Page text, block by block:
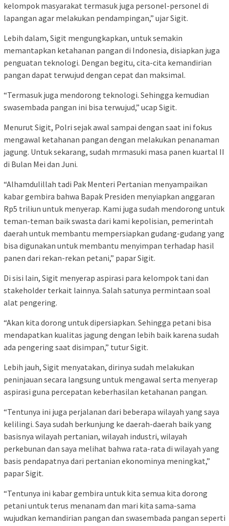
kelompok masyarakat termasuk juga personel-personel di
lapangan agar melakukan pendampingan,” ujar Sigit.
Lebih dalam, Sigit mengungkapkan, untuk semakin
memantapkan ketahanan pangan di Indonesia, disiapkan juga
penguatan teknologi. Dengan begitu, cita-cita kemandirian
pangan dapat terwujud dengan cepat dan maksimal.
“Termasuk juga mendorong teknologi. Sehingga kemudian
swasembada pangan ini bisa terwujud,” ucap Sigit.
Menurut Sigit, Polri sejak awal sampai dengan saat ini fokus
mengawal ketahanan pangan dengan melakukan penanaman
jagung. Untuk sekarang, sudah mrmasuki masa panen kuartal II
di Bulan Mei dan Juni.
“Alhamdulillah tadi Pak Menteri Pertanian menyampaikan
kabar gembira bahwa Bapak Presiden menyiapkan anggaran
Rp5 triliun untuk menyerap. Kami juga sudah mendorong untuk
teman-teman baik swasta dari kami kepolisian, pemerintah
daerah untuk membantu mempersiapkan gudang-gudang yang
bisa digunakan untuk membantu menyimpan terhadap hasil
panen dari rekan-rekan petani,” papar Sigit.
Di sisi lain, Sigit menyerap aspirasi para kelompok tani dan
stakeholder terkait lainnya. Salah satunya permintaan soal
alat pengering.
“Akan kita dorong untuk dipersiapkan. Sehingga petani bisa
mendapatkan kualitas jagung dengan lebih baik karena sudah
ada pengering saat disimpan,” tutur Sigit.
Lebih jauh, Sigit menyatakan, dirinya sudah melakukan
peninjauan secara langsung untuk mengawal serta menyerap
aspirasi guna percepatan keberhasilan ketahanan pangan.
“Tentunya ini juga perjalanan dari beberapa wilayah yang saya
kelilingi. Saya sudah berkunjung ke daerah-daerah baik yang
basisnya wilayah pertanian, wilayah industri, wilayah
perkebunan dan saya melihat bahwa rata-rata di wilayah yang
basis pendapatnya dari pertanian ekonominya meningkat,”
papar Sigit.
“Tentunya ini kabar gembira untuk kita semua kita dorong
petani untuk terus menanam dan mari kita sama-sama
wujudkan kemandirian pangan dan swasembada pangan seperti